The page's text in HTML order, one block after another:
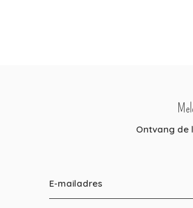
Ontvang de